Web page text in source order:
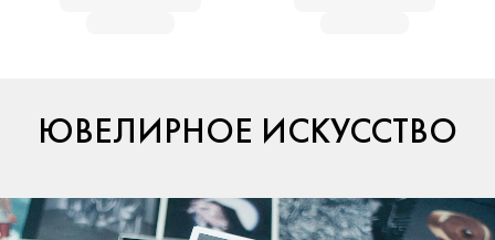
ЮВЕЛИРНОЕ ИСКУССТВО